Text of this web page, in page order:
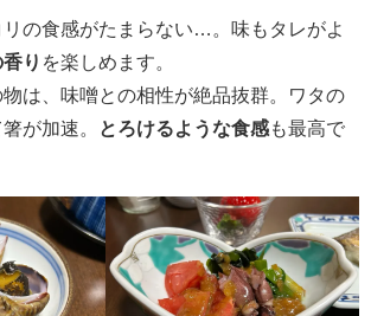
リの食感がたまらない…。味もタレがよ
り を楽しめます。
は、味噌との相性が絶品抜群。ワタの
が加速。
とろけるような食感も最高で